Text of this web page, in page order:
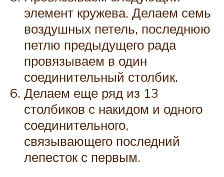
элемент кружева. Делаем семь
воздушных петель, последнюю
петлю предыдущего рада
провязываем в один
соединительный столбик.
Делаем еще ряд из 13
столбиков с накидом и одного
соединительного,
связывающего последний
лепесток с первым.